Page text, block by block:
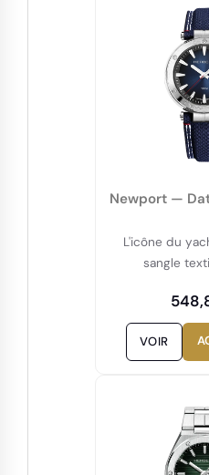
Newport —
L'icône du
sangle
VOIR